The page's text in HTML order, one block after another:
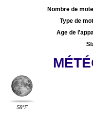
Nombre de
Type de
Age de
58°F